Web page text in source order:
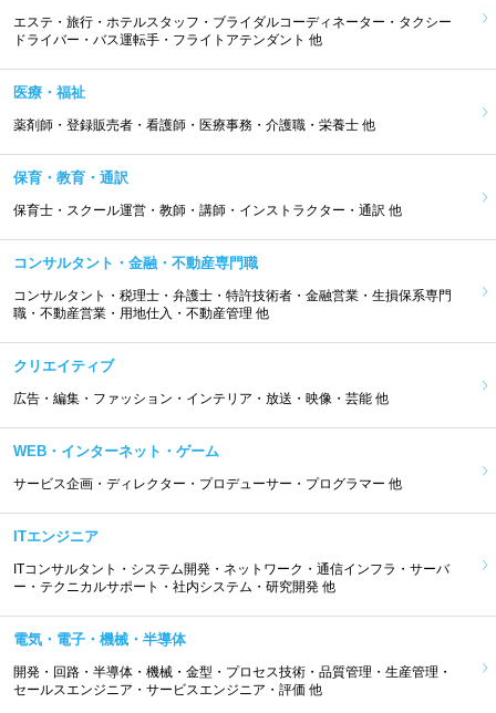
エステ・旅行・ホテルスタッフ・ブライダルコーディネーター・タクシー
ドライバー・バス運転手・フライトアテンダント 他
医療・福祉
薬剤師・登録販売者・看護師・医療事務・介護職・栄養士 他
保育・教育・通訳
保育士・スクール運営・教師・講師・インストラクター・通訳 他
コンサルタント・金融・不動産専門職
コンサルタント・税理士・弁護士・特許技術者・金融営業・生損保系専門
職・不動産営業・用地仕入・不動産管理 他
クリエイティブ
広告・編集・ファッション・インテリア・放送・映像・芸能 他
WEB・インターネット・ゲーム
サービス企画・ディレクター・プロデューサー・プログラマー 他
ITエンジニア
ITコンサルタント・システム開発・ネットワーク・通信インフラ・サーバ
ー・テクニカルサポート・社内システム・研究開発 他
電気・電子・機械・半導体
開発・回路・半導体・機械・金型・プロセス技術・品質管理・生産管理・
セールスエンジニア・サービスエンジニア・評価 他